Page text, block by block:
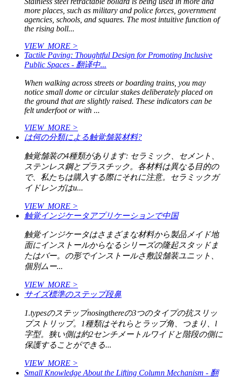
more places, such as military and police forces, government
agencies, schools, and squares. The most intuitive function of
the rising boll...
VIEW_MORE >
Tactile Paving: Thoughtful Design for Promoting Inclusive
Public Spaces - 翻译中...
When walking across streets or boarding trains, you may
notice small dome or circular stakes deliberately placed on
the ground that are slightly raised. These indicators can be
felt underfoot or with ...
VIEW_MORE >
は何の分類による触覚舗装材料?
触覚舗装の4種類があります: セラミック、セメント、
ステンレス鋼とプラスチック。各材料は異なる目的の
で、私たちは購入する際にそれに注意。セラミックガ
イドレンガはu...
VIEW_MORE >
触覚インジケータアプリケーションで中国
触覚インジケータはさまざまな材料から製品メイド地
面にインストールからなるシリーズの隆起スタッドま
たはバー。の形でインストールさ敷設舗装ユニット、
個別ムー...
VIEW_MORE >
サイズ標準のステップ段鼻
1.typesのステップnosingthereの3つのタイプの抗スリッ
プストリップ。1種類はそれらとラップ角、つまり、l
字型。狭い側は約2センチメートルワイドと階段の側に
保護することができる...
VIEW_MORE >
Small Knowledge About the Lifting Column Mechanism - 翻